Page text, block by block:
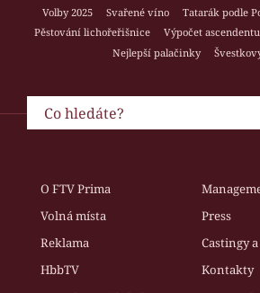
Volby 2025
Svařené víno Tatarák podle
Pěstování lichořeřišnice
Výpočet ascendentu
Nejlepší palačinky
O FTV Prima
Volná místa
Press
Reklama
Castingy
HbbTV
Kontakty